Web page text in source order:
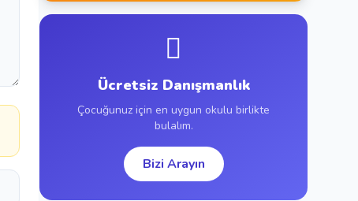
Ücretsiz Danışmanlık
Çocuğunuz için en uygun okulu birlikte
bulalım.
Bizi Arayın